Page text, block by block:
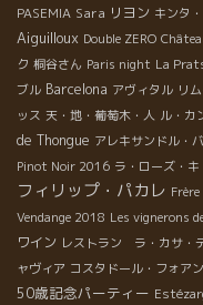
PASEMIA Sara リヨン キンタ
Aiguilloux Double ZERO
ク 桐谷さん Paris night La
ブル Barcelona アヴィタル リ
ッス 天・地・葡萄木・人 ル・カ
de Thongue アレキサンドル・
Pinot Noir 2016 ラ・ローズ・
フィリップ・パカレ
Vendange 2018 Les vignerons
ワイン レストラン ラ・カサ・
ャヴィア コスタドール・フォアン
50歳記念パーティー